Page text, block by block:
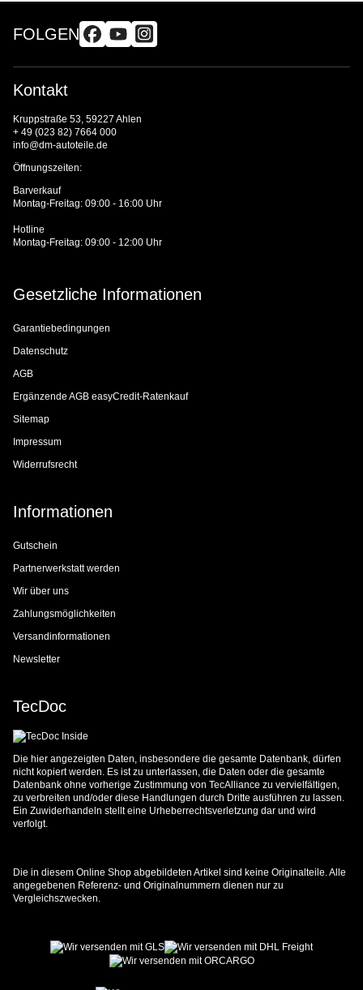
FOLGEN
Kontakt
Kruppstraße 53, 59227 Ahlen
+ 49 (023 82) 7664 000
info@dm-autoteile.de
Öffnungszeiten:
Barverkauf
Montag-Freitag: 09:00 - 16:00 Uhr
Hotline
Montag-Freitag: 09:00 - 12:00 Uhr
Gesetzliche Informationen
Garantiebedingungen
Datenschutz
AGB
Ergänzende AGB easyCredit-Ratenkauf
Sitemap
Impressum
Widerrufsrecht
Informationen
Gutschein
Partnerwerkstatt werden
Wir über uns
Zahlungsmöglichkeiten
Versandinformationen
Newsletter
TecDoc
Die hier angezeigten Daten, insbesondere die gesamte Datenbank, dürfen
nicht kopiert werden. Es ist zu unterlassen, die Daten oder die gesamte
Datenbank ohne vorherige Zustimmung von TecAlliance zu vervielfältigen,
zu verbreiten und/oder diese Handlungen durch Dritte ausführen zu lassen.
Ein Zuwiderhandeln stellt eine Urheberrechtsverletzung dar und wird
verfolgt.
Die in diesem Online Shop abgebildeten Artikel sind keine Originalteile. Alle
angegebenen Referenz- und Originalnummern dienen nur zu
Vergleichszwecken.